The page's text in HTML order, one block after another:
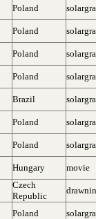
Poland
Poland
Poland
Poland
Brazil
Poland
Poland
Hungary movie
Czech
Republic
Poland